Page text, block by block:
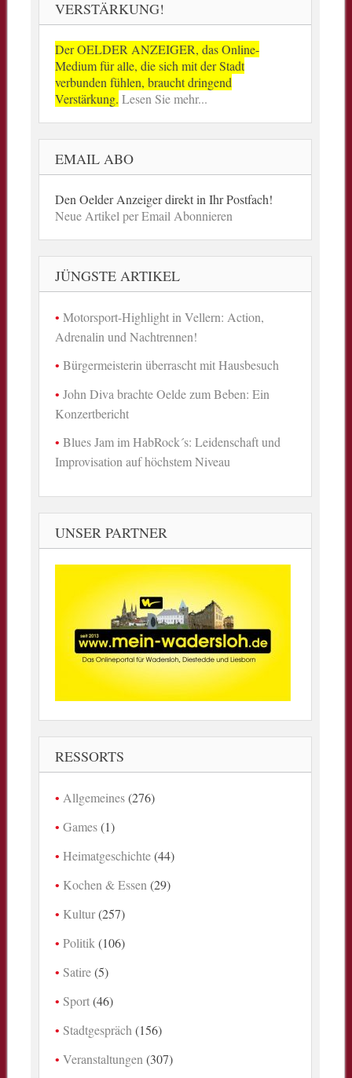
VERSTÄRKUNG!
Der OELDER ANZEIGER, das Online-
Medium für alle, die sich mit der Stadt
verbunden fühlen, braucht dringend
Verstärkung. Lesen Sie mehr...
EMAIL ABO
Den Oelder Anzeiger direkt in Ihr Postfach!
Neue Artikel per Email Abonnieren
JÜNGSTE ARTIKEL
Motorsport-Highlight in Vellern: Action,
Adrenalin und Nachtrennen!
Bürgermeisterin überrascht mit Hausbesuch
John Diva brachte Oelde zum Beben: Ein
Konzertbericht
Blues Jam im HabRock´s: Leidenschaft und
Improvisation auf höchstem Niveau
UNSER PARTNER
RESSORTS
Allgemeines(276)
Games(1)
Heimatgeschichte(44)
Kochen & Essen (29)
Kultur(257)
Politik (106)
Satire(5)
Sport(46)
Stadtgespräch (156)
Veranstaltungen (307)